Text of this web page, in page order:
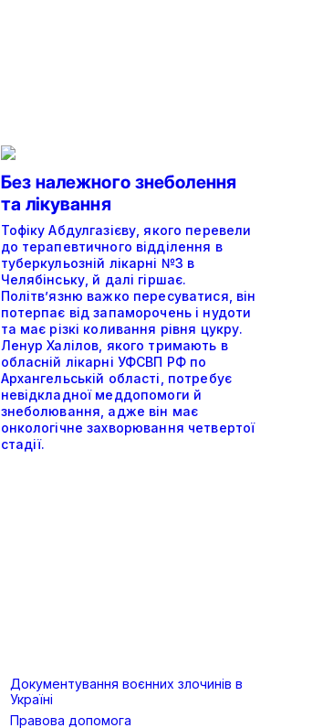
Без належного знеболення
та лікування
Тофіку Абдулгазієву, якого перевели
до терапевтичного відділення в
туберкульозній лікарні №3 в
Челябінську, й далі гіршає.
Політвʼязню важко пересуватися, він
потерпає від запаморочень і нудоти
та має різкі коливання рівня цукру.
Ленур Халілов, якого тримають в
обласній лікарні УФСВП РФ по
Архангельській області, потребує
невідкладної меддопомоги й
знеболювання, адже він має
онкологічне захворювання четвертої
стадії.
Документування воєнних злочинів в
Україні
Правова допомога